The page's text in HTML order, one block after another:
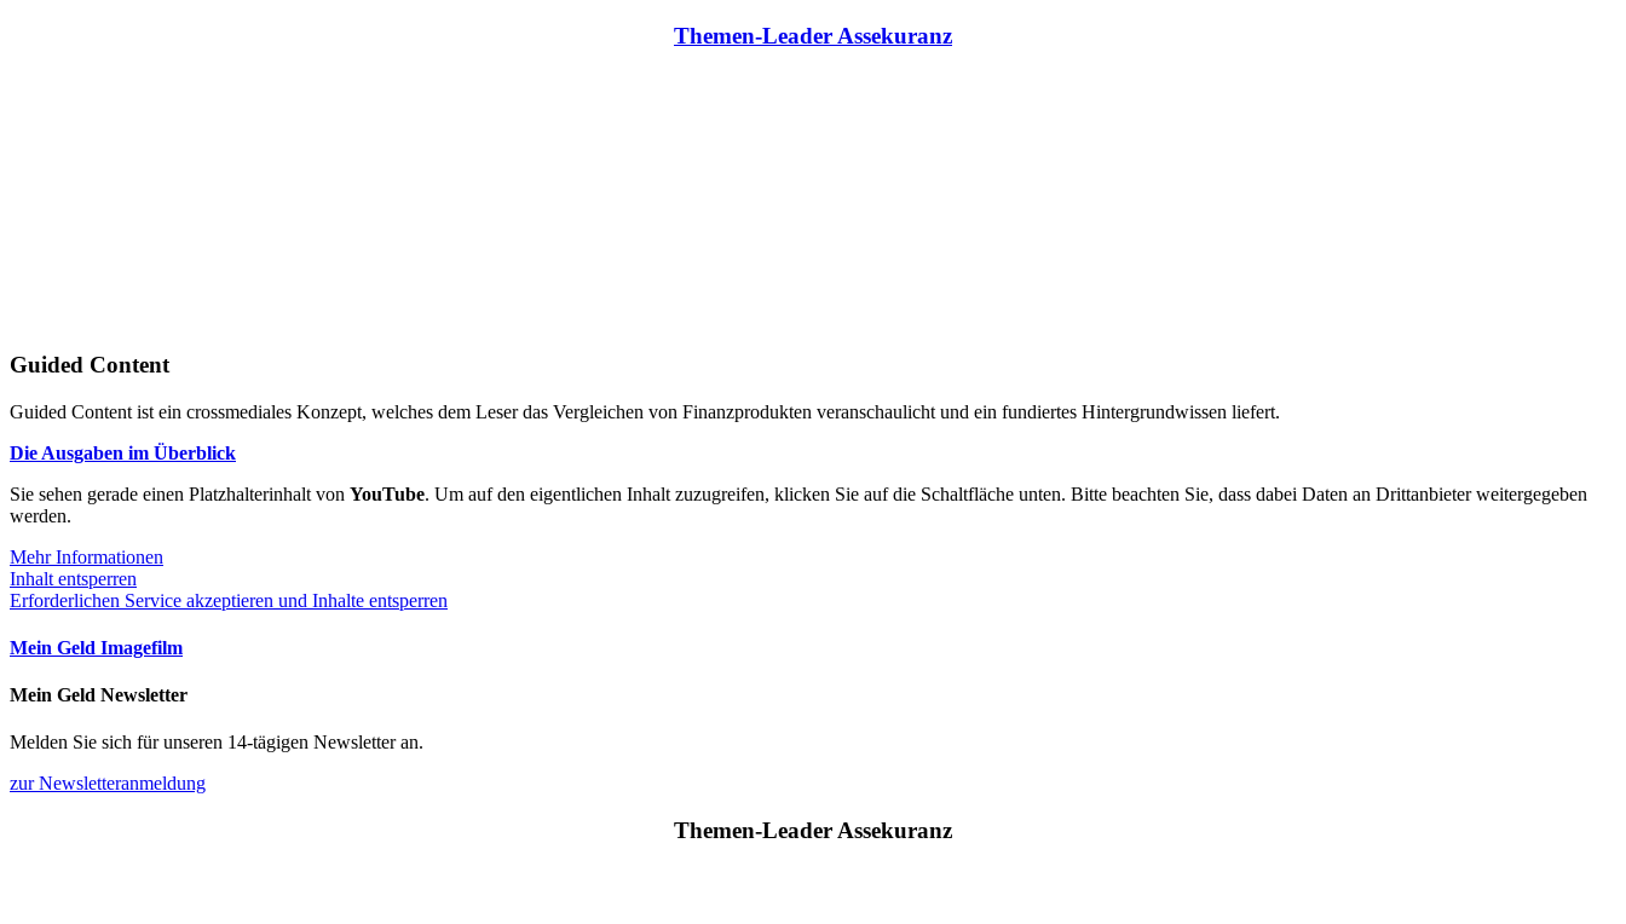
Themen-Leader Assekuranz
Guided Content
Guided Content ist ein crossmediales Konzept, welches dem Leser das Vergleichen von Finanzprodukten veranschaulicht und ein fundiertes Hintergrundwissen liefert.
Die Ausgaben im Überblick
Sie sehen gerade einen Platzhalterinhalt von YouTube. Um auf den eigentlichen Inhalt zuzugreifen, klicken Sie auf die Schaltfläche unten. Bitte beachten Sie, dass dabei Daten an Drittanbieter weitergegeben
werden.
Mehr Informationen
Inhalt entsperren
Erforderlichen Service akzeptieren und Inhalte entsperren
Mein Geld Imagefilm
Mein Geld Newsletter
Melden Sie sich für unseren 14-tägigen Newsletter an.
zur Newsletteranmeldung
Themen-Leader Assekuranz